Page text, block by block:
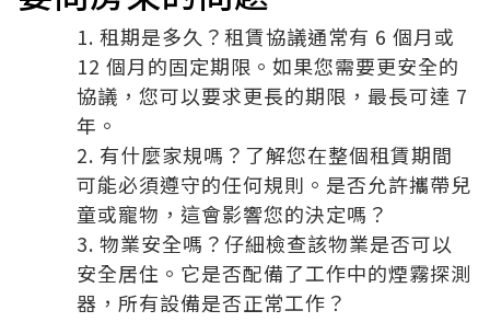
租期是多久？租賃協議通常有 6 個月或
12 個月的固定期限。如果您需要更安全的
協議，您可以要求更長的期限，最長可達 7
年。
有什麼家規嗎？了解您在整個租賃期間
可能必須遵守的任何規則。是否允許攜帶兒
童或寵物，這會影響您的決定嗎？
物業安全嗎？仔細檢查該物業是否可以
安全居住。它是否配備了工作中的煙霧探測
器，所有設備是否正常工作？